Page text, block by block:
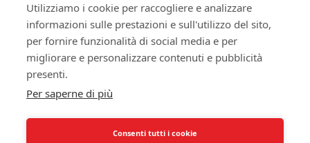
durante la notte, poiché il tuo corpo lavora
duramente per elaborare ciò che hai mangiato,
invece di concederti il riposo che meriti.
Pratiche Alimentari Consigliate
Adottare pratiche alimentari sane è essenziale per
migliorare sia laqualità del sonnosia per gestire il
reflusso gastrico. Punto cruciale è impegnarsi a
Utilizziamo i cookie per raccogliere e analizzare
informazioni sulle prestazioni e sull'utilizzo del sito,
per fornire funzionalità di social media e per
migliorare e personalizzare contenuti e pubblicità
presenti.
Per saperne di più
Consenti tutti i cookie